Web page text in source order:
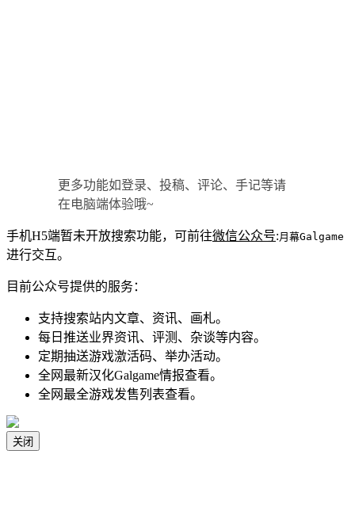
更多功能如登录、投稿、评论、手记等请
在电脑端体验哦~
手机H5端暂未开放搜索功能，可前往微信公众号:月幕Galgame
进行交互。
目前公众号提供的服务：
支持搜索站内文章、资讯、画札。
每日推送业界资讯、评测、杂谈等内容。
定期抽送游戏激活码、举办活动。
全网最新汉化Galgame情报查看。
全网最全游戏发售列表查看。
关闭